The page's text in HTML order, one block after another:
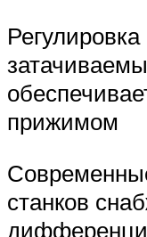
прижимом
станков